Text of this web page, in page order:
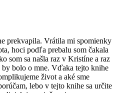
prekvapila. Vrátila mi spomienky
hoci podľa prebalu som čakala
som sa našla raz v Kristíne a raz
bolo o mne. Vďaka tejto knihe
život a aké sme
lebo v tejto knihe sa určite